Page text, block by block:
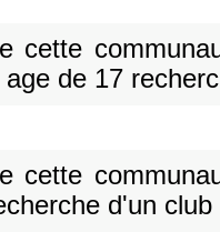
cette
de 17
cette
d'un club